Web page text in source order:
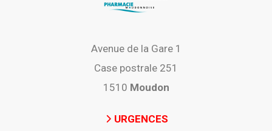
Avenue de la Gare 1
Case postrale 251
1510 Moudon
URGENCES